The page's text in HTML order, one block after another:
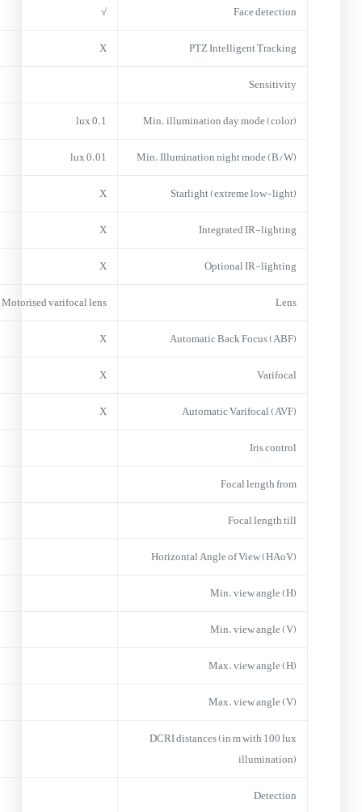
Face detection
√
PTZ Intelligent Tracking
X
Sensitivity
Min. illumination day mode (color)
0.1 lux
Min. Illumination night mode (B/W)
0.01 lux
Starlight (extreme low-light)
X
Integrated IR-lighting
X
Optional IR-lighting
X
Lens
Motorised varifocal lens
Automatic Back Focus (ABF)
X
Varifocal
X
Automatic Varifocal (AVF)
X
Iris control
Focal length from
Focal length till
Horizontal Angle of View (HAoV)
Min. view angle (H)
Min. view angle (V)
Max. view angle (H)
Max. view angle (V)
DCRI distances (in m with 100 lux
illumination)
Detection